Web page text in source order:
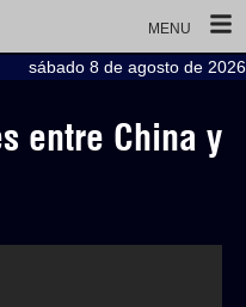
MENU
sábado 8 de agosto de 2026
entre China y